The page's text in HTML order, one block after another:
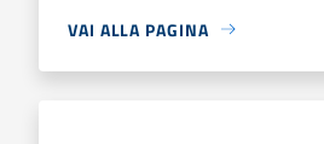
VAI ALLA PAGINA